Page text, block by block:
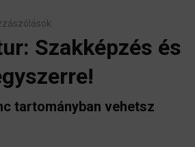
Szakképzés és
tartományban vehetsz